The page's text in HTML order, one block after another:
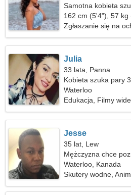
Samotna kobieta
162 cm (5'4"), 57 kg
Zgłaszanie się na
Julia
33 lata, Panna
Kobieta szuka pary
Waterloo
Edukacja, Filmy
Jesse
35 lat, Lew
Mężczyzna chce
Waterloo, Kanada
Skutery wodne,